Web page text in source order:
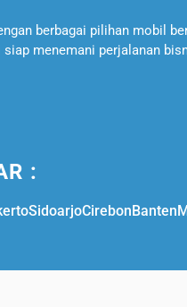
berbagai pilihan mobil
menemani perjalanan
:
SidoarjoCirebonBanten